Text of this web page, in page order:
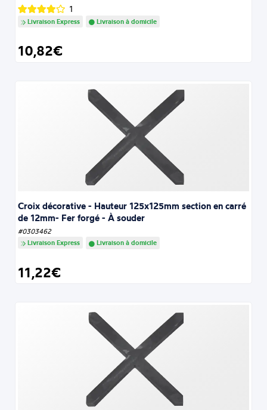
1
Livraison Express Livraison à domicile
10,82€
Croix décorative - Hauteur 125x125mm section en carré
de 12mm- Fer forgé - À souder
#0303462
Livraison Express
Livraison à domicile
11,22€